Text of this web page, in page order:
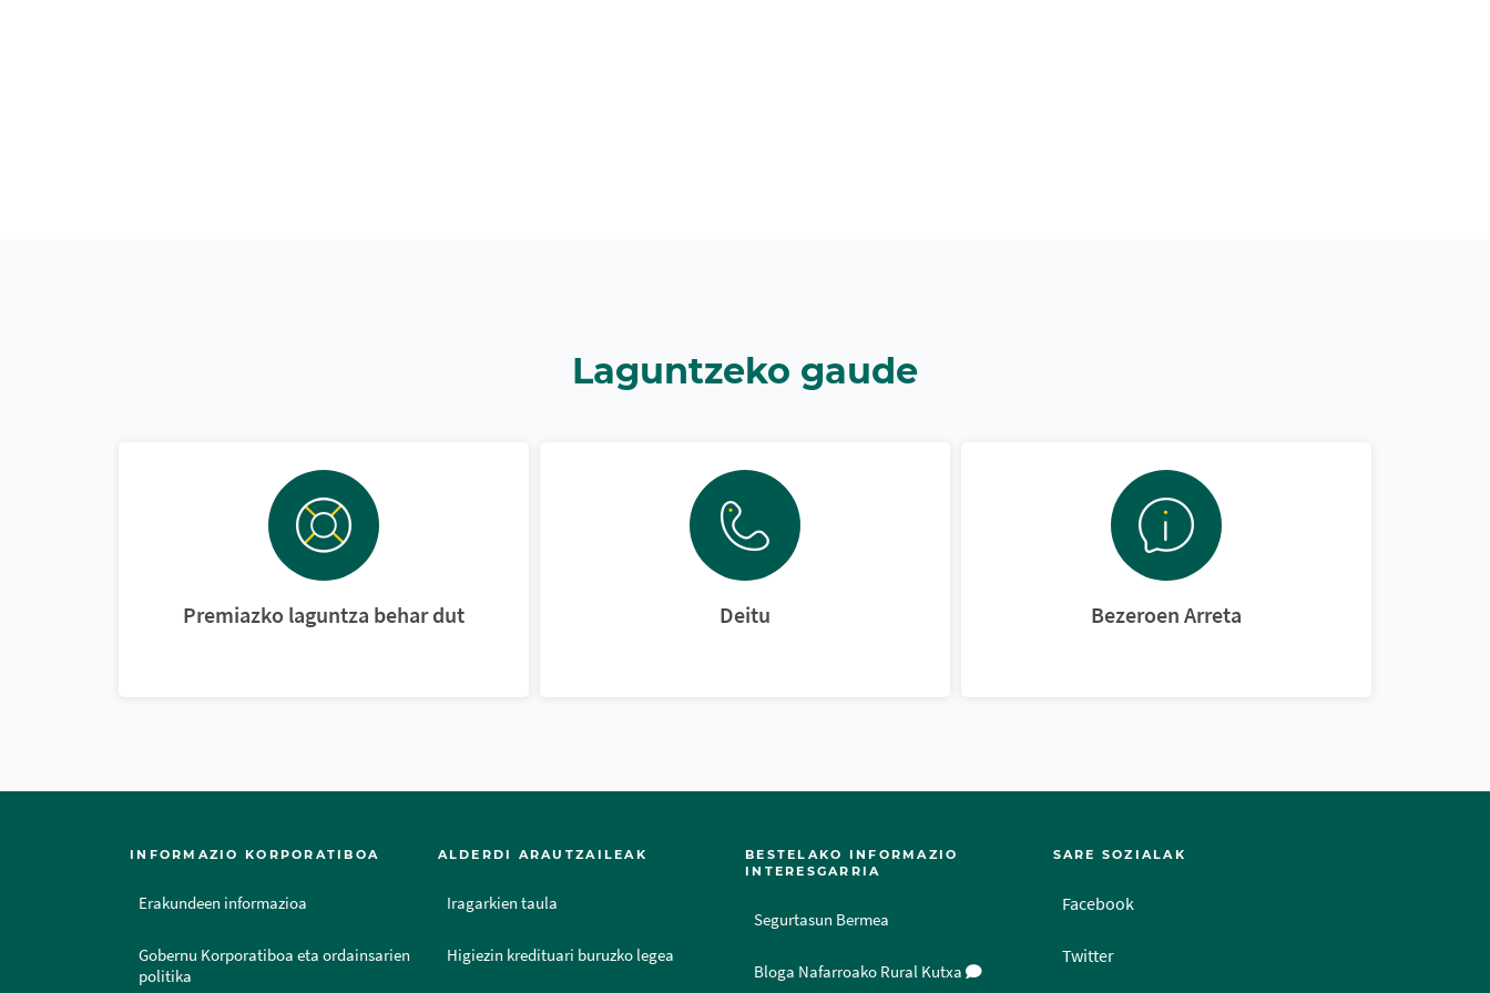
Laguntzeko gaude
Premiazko laguntza behar dut Deitu Bezeroen Arreta
INFORMAZIO KORPORATIBOA
Erakundeen informazioa
Gobernu Korporatiboa eta ordainsarien
politika
ALDERDI ARAUTZAILEAK
Iragarkien taula
Higiezin kredituari buruzko legea
BESTELAKO INFORMAZIO
INTERESGARRIA
Segurtasun Bermea
Bloga Nafarroako Rural Kutxa
SARE SOZIALAK
Facebook
Twitter